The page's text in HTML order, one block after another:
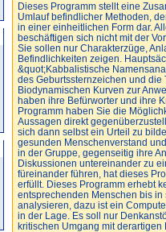
Dieses Programm stellt eine
Umlauf befindlicher Methoden,
in einer einheitlichen Form dar.
beschäftigen sich nicht mit der
Sie sollen nur Charakterzüge,
Befindlichkeiten zeigen.
&quot;Kabbalistische
des Geburtssternzeichen und die
Biodynamischen Kurven zur
haben ihre Befürworter und ihre
Programm haben Sie die
Aussagen direkt
sich dann selbst ein Urteil zu
gesunden Menschenverstand
in der Gruppe, gegenseitig ihre
Diskussionen untereinander zu
füreinander führen, hat dieses
erfüllt. Dieses Programm erhebt
entsprechenden Menschen bis in
analysieren, dazu ist ein
in der Lage. Es soll nur
kritischen Umgang mit derartigen